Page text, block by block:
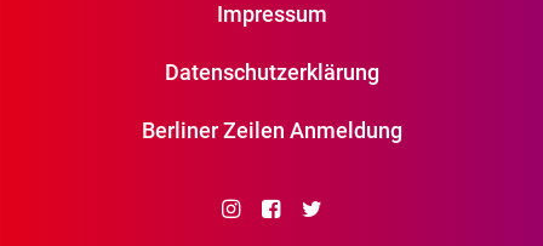
Impressum
Datenschutzerklärung
Berliner Zeilen Anmeldung